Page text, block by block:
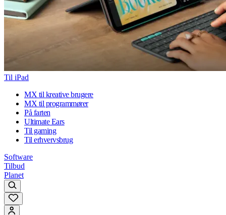
Til iPad
MX til kreative brugere
MX til programmører
På farten
Ultimate Ears
Til gaming
Til erhvervsbrug
Software
Tilbud
Planet